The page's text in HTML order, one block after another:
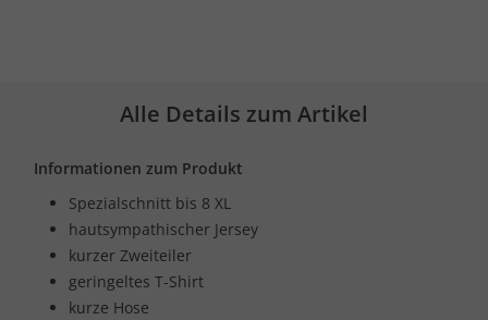
Alle Details zum Artikel
Informationen zum Produkt
Spezialschnitt bis 8 XL
hautsympathischer Jersey
kurzer Zweiteiler
geringeltes T-Shirt
kurze Hose